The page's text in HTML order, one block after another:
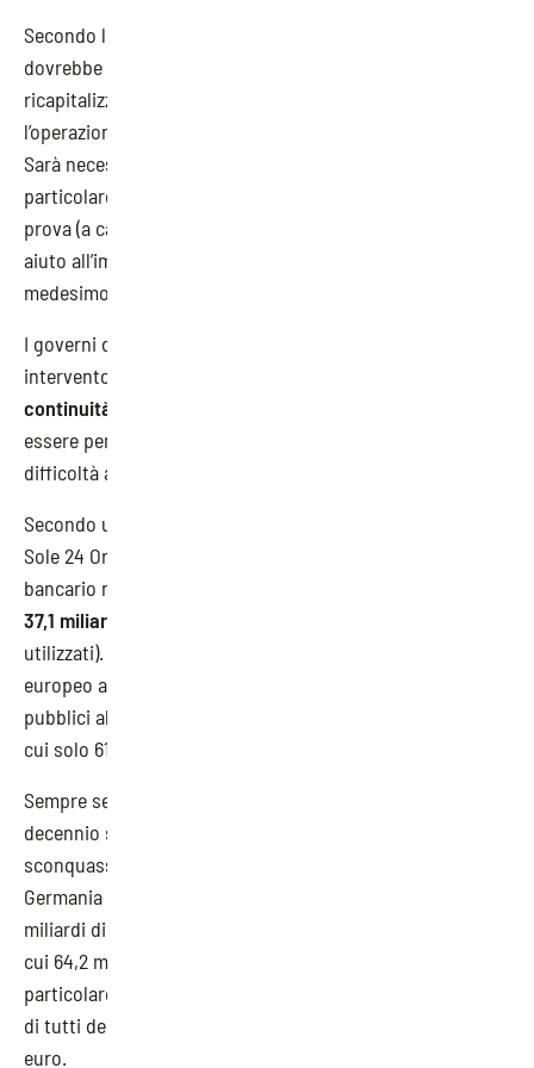
Secondo le informazioni raccolte, l’esecutivo comunitario
dovrebbe permettere operazioni di nazionalizzazione o
ricapitalizzazione
l’operazione ha un valore
Sarà necessario rispettare alcune
particolare, l’intervento dovrà essere ammesso previa
prova (a carico dello Stato membro) che altre forme di
aiuto all’impresa meno invasive non raggiungerebbero il
medesimo obiettivo.
I governi dovranno inoltre accertarsi che senza un
intervento pubblico verrebbe messa in pericolo la
continuità aziendale
essere permessa solo per le società che non erano già in
difficoltà al 31 dicembre 2019.
Secondo un rapporto comunitario e secondo i calcoli del
Sole 24 Ore-Radiocor, gli aiuti di Stato nel solo settore
bancario nel periodo 2008-2017 sono stati pari in Italia a
37,1 miliardi
utilizzati). Nello stesso periodo, è stata la
europeo a registrare l’ammontare più elevato di aiuti
pubblici alle banche, con 174,3 miliardi approvati, ma di
cui solo 61,9 miliardi effettivamente usati.
Sempre secondo il rapporto comunitario, che riguarda un
decennio segnato sia dalla crisi finanziaria che dallo
sconquasso debitorio, al secondo posto si colloca la
Germania a pari merito con il Regno Unito con 114,6
miliardi di euro approvati dalla Commissione europea, di
cui 64,2 miliardi effettivamente usati. Colpito in modo
particolare, il mercato bancario inglese ha beneficiato più
di tutti degli aiuti pubblici, per un totale 100,1 miliardi di
euro.